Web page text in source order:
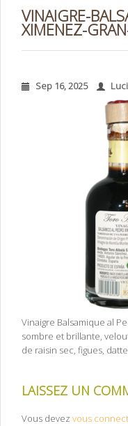
VINAIGRE-
XIMENEZ-
Sep 16, 2025
Vinaigre Balsamique al
sombre et brillante,
de raisin sec, figues,
LAISSEZ UN
Vous devez vous